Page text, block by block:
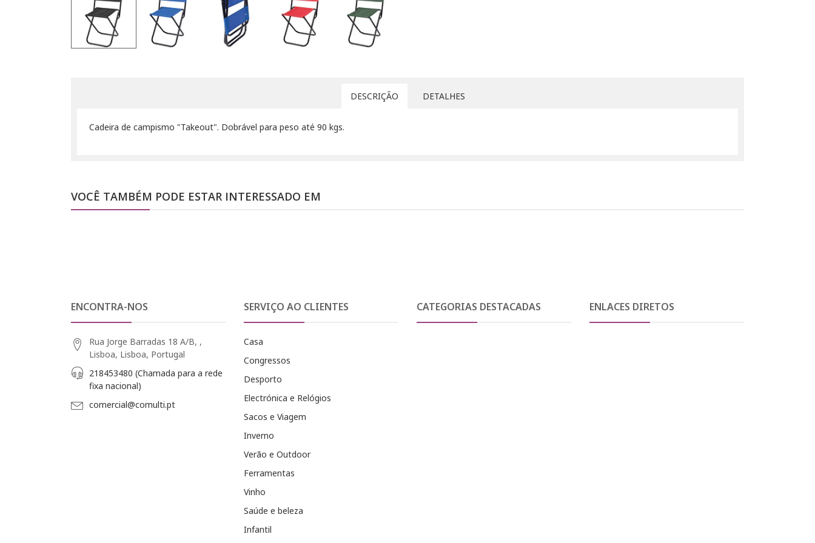
DESCRIÇÃO DETALHES
Cadeira de campismo "Takeout". Dobrável para peso até 90 kgs.
VOCÊ TAMBÉM PODE ESTAR INTERESSADO EM
ENCONTRA-NOS
Rua Jorge Barradas 18 A/B, ,
Lisboa, Lisboa, Portugal
218453480 (Chamada para a rede
fixa nacional)
comercial@comulti.pt
SERVIÇO AO CLIENTES
Casa
Congressos
Desporto
Electrónica e Relógios
Sacos e Viagem
Inverno
Verão e Outdoor
Ferramentas
Vinho
Saúde e beleza
Infantil
CATEGORIAS DESTACADAS ENLACES DIRETOS